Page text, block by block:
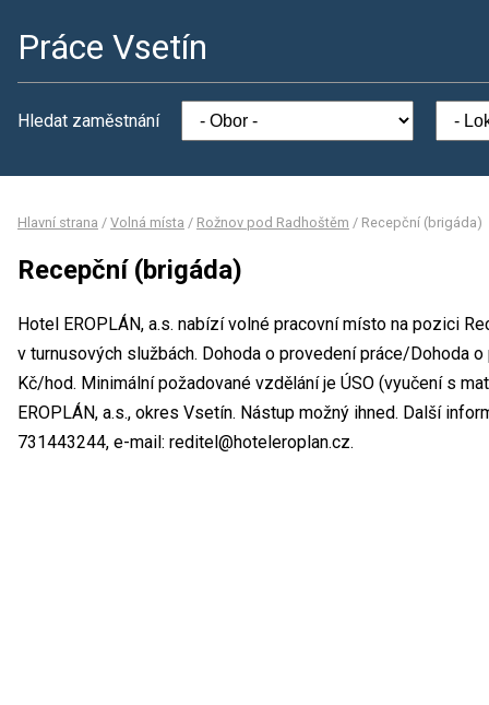
Práce Vsetín
Hledat zaměstnání
Hlavní strana / Volná místa / Rožnov pod Radhoštěm / Recepční (brigáda)
Recepční (brigáda)
Hotel EROPLÁN, a.s. nabízí volné pracovní místo na pozici
v turnusových službách. Dohoda o provedení práce/Dohoda
Kč/hod. Minimální požadované vzdělání je ÚSO (vyučení s
EROPLÁN, a.s., okres Vsetín. Nástup možný ihned. Další
731443244, e-mail: reditel@hoteleroplan.cz.